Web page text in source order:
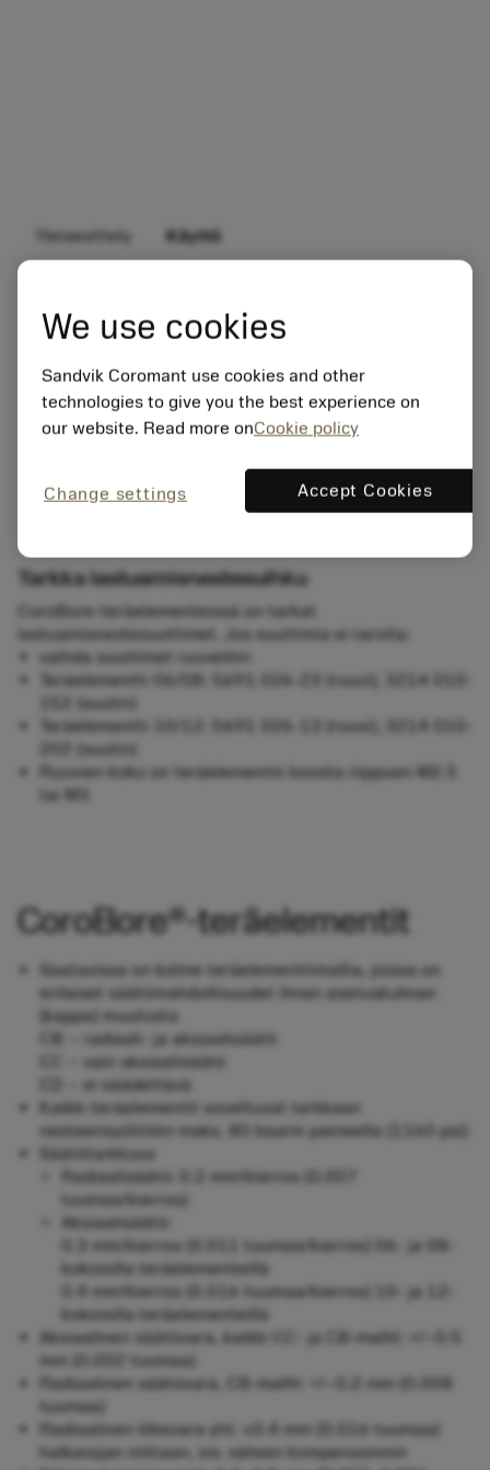
Yleisesittely Käyttö
Tarkka lastuamisnestesuihku
CoroBore-teräelementeissä on tarkat
lastuamisnestesuuttimet. Jos suuttimia ei tarvita:
vaihda suuttimet ruuveihin
Teräelementti 06/08: 5691 026-23 (ruuvi), 3214 010-
152 (suutin)
Teräelementti 10/12: 5691 026-13 (ruuvi), 3214 010-
202 (suutin)
Ruuvien koko on teräelementin koosta riippuen M2.5
tai M3
CoroBore®-teräelementit
Saatavissa on kolme teräelementtimallia, joissa on
erilaiset säätömahdollisuudet ilman asetuskulman
(kappa) muutosta
CB – radiaali- ja aksiaalisäätö
CC – vain aksiaalisäätö
CD – ei säädettävä
Kaikki teräelementit soveltuvat tarkkaan
nesteensyöttöön maks. 80 baarin paineella (1160 psi)
Säätötarkkuus
Radiaalisäätö: 0.2 mm/kierros (0.007
tuumaa/kierros)
Aksiaalisäätö:
0.3 mm/kierros (0.011 tuumaa/kierros) 06- ja 08-
kokoisilla teräelementeillä
0.4 mm/kierros (0.016 tuumaa/kierros) 10- ja 12-
kokoisilla teräelementeillä
Aksiaalinen säätövara, kaikki CC- ja CB-mallit: +/–0.5
mm (0.002 tuumaa)
Radiaalinen säätövara, CB-mallit: +/–0.2 mm (0.008
tuumaa)
Radiaalinen liikevara yht: ±0.4 mm (0.016 tuumaa)
halkaisijan mittaan, sis. säteen kompensoinnin
We use cookies
Sandvik Coromant use cookies and other
technologies to give you the best experience on
our website. Read more onCookie policy
Change settings Accept Cookies